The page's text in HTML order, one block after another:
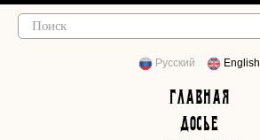
Русский English
Главная
Досье